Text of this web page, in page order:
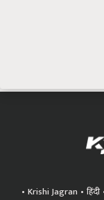
Krishi Jagran हिंदी